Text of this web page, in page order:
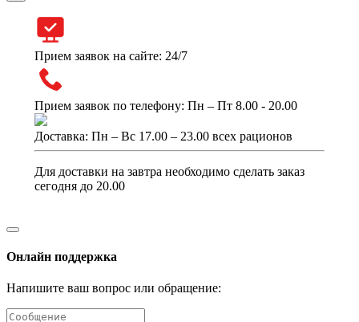
Прием заявок на сайте: 24/7
Прием заявок по телефону: Пн – Пт 8.00 - 20.00
Доставка: Пн – Вс 17.00 – 23.00 всех рационов
Для доставки на завтра необходимо сделать заказ
сегодня до 20.00
Онлайн поддержка
Напишите ваш вопрос или обращение: